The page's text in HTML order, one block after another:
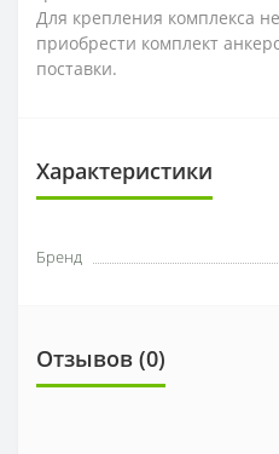
Для крепления комплекса
приобрести комплект
поставки.
Характеристики
Бренд
Отзывов (0)